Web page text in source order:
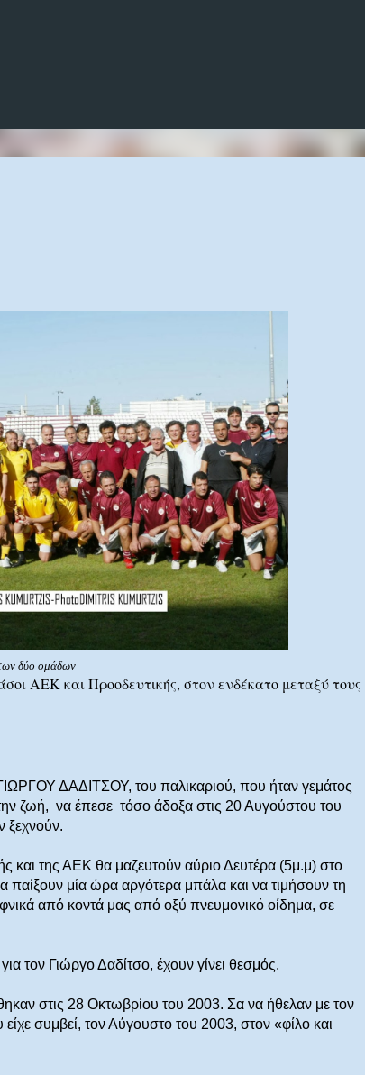
δύο ομάδων
ΑΕΚ και Προοδευτικής, στον ενδέκατο μεταξύ τους
ΔΑΔΙΤΣΟΥ, του παλικαριού, που ήταν γεμάτος
ζωή, να έπεσε τόσο άδοξα στις 20 Αυγούστου του
ξεχνούν.
και της ΑΕΚ θα μαζευτούν αύριο Δευτέρα (5μ.μ) στο
παίξουν μία ώρα αργότερα μπάλα και να τιμήσουν τη
από κοντά μας από οξύ πνευμονικό οίδημα, σε
τον Γιώργο Δαδίτσο, έχουν γίνει θεσμός.
στις 28 Οκτωβρίου του 2003. Σα να ήθελαν με τον
συμβεί, τον Αύγουστο του 2003, στον «φίλο και